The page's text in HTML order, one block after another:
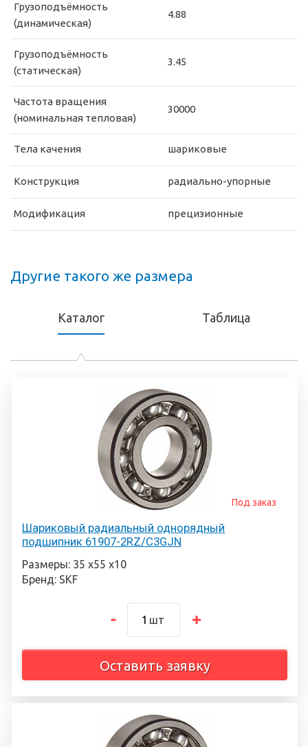
Грузоподъёмность
(динамическая)
4.88
Грузоподъёмность
(статическая)
3.45
Частота вращения
(номинальная тепловая)
30000
Тела качения шариковые
Конструкция радиально-упорные
Модификация прецизионные
Другие такого же размера
Каталог Таблица
Шариковый радиальный однорядный
подшипник 61907-2RZ/C3GJN
Под заказ
Размеры: 35 х55 х10
Бренд: SKF
шт
Оставить заявку